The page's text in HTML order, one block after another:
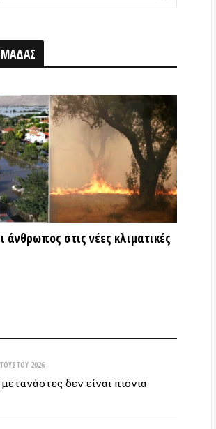
νέες κλιματικές
πιόνια
Από την
στη νέα